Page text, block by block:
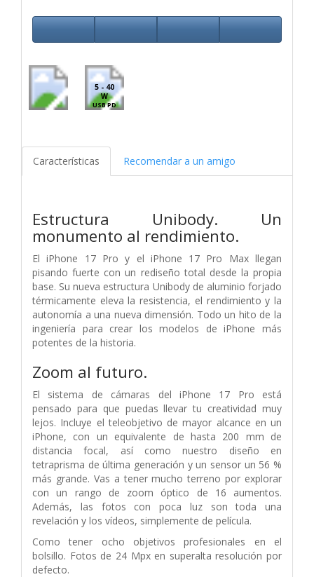
5 - 40
W
USB PD
Características Recomendar a un amigo
Estructura Unibody. Un
monumento al rendimiento.
El iPhone 17 Pro y el iPhone 17 Pro Max llegan
pisando fuerte con un rediseño total desde la propia
base. Su nueva estructura Unibody de aluminio forjado
térmicamente eleva la resistencia, el rendimiento y la
autonomía a una nueva dimensión. Todo un hito de la
ingeniería para crear los modelos de iPhone más
potentes de la historia.
Zoom al futuro.
El sistema de cámaras del iPhone 17 Pro está
pensado para que puedas llevar tu creatividad muy
lejos. Incluye el teleobjetivo de mayor alcance en un
iPhone, con un equivalente de hasta 200 mm de
distancia focal, así como nuestro diseño en
tetraprisma de última generación y un sensor un 56 %
más grande. Vas a tener mucho terreno por explorar
con un rango de zoom óptico de 16 aumentos.
Además, las fotos con poca luz son toda una
revelación y los vídeos, simplemente de película.
Como tener ocho objetivos profesionales en el
bolsillo. Fotos de 24 Mpx en superalta resolución por
defecto.